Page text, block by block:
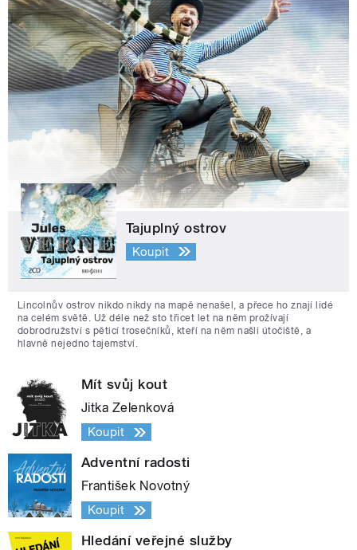
Tajuplný ostrov
Koupit
Lincolnův ostrov nikdo nikdy na mapě nenašel, a přece ho znají lidé
na celém světě. Už déle než sto třicet let na něm prožívají
dobrodružství s pěticí trosečníků, kteří na něm našli útočiště, a
hlavně nejedno tajemství.
Mít svůj kout
Jitka Zelenková
Koupit
Adventní radosti
František Novotný
Koupit
Hledání veřejné služby